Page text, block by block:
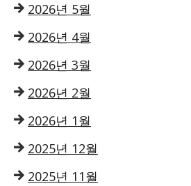
2026년 5월
2026년 4월
2026년 3월
2026년 2월
2026년 1월
2025년 12월
2025년 11월